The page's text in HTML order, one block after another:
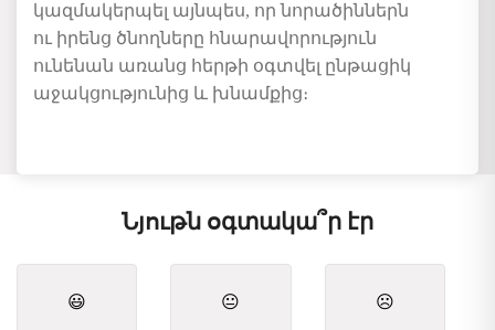
կազմակերպել այնպես, որ նորածիններն
ու իրենց ծնողները հնարավորություն
ունենան առանց հերթի օգտվել ընթացիկ
աջակցությունից և խնամքից։
Նյութն օգտակա՞ր էր
😃 😐 ☹️